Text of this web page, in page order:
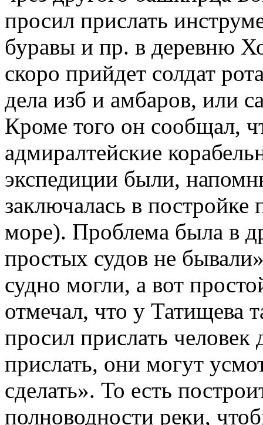
просил прислать
буравы и пр. в деревню
скоро прийдет солдат
дела изб и амбаров, или
Кроме того он сообщал,
адмиралтейские
экспедиции были,
заключалась в
море). Проблема была в
простых судов не
судно могли, а вот
отмечал, что у Татищева
просил прислать человек
прислать, они могут
сделать». То есть
полноводности реки,